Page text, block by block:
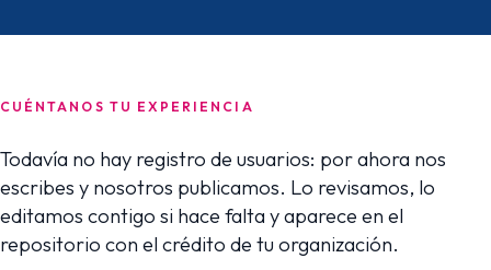
CUÉNTANOS TU EXPERIENCIA
Todavía no hay registro de usuarios: por ahora nos
escribes y nosotros publicamos. Lo revisamos, lo
editamos contigo si hace falta y aparece en el
repositorio con el crédito de tu organización.